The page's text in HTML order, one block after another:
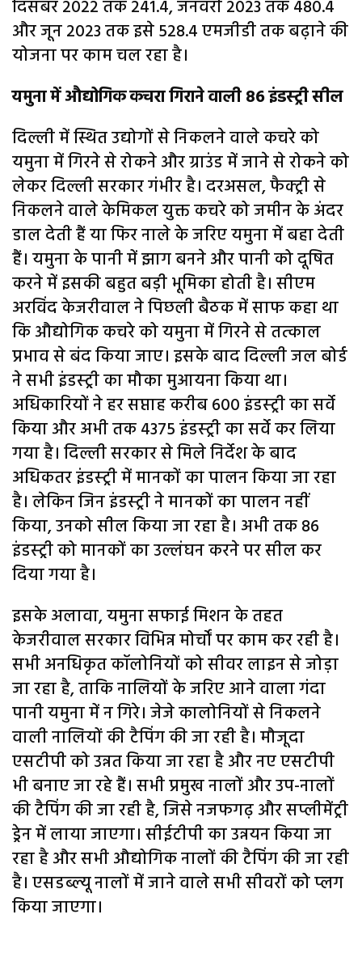
दिसंबर 2022 तक 241.4, जनवरी 2023 तक 480.4
और जून 2023 तक इसे 528.4 एमजीडी तक बढ़ाने की
योजना पर काम चल रहा है।
यमुना में औद्योगिक कचरा गिराने वाली 86 इंडस्ट्री सील
दिल्ली में स्थित उद्योगों से निकलने वाले कचरे को
यमुना में गिरने से रोकने और ग्राउंड में जाने से रोकने को
लेकर दिल्ली सरकार गंभीर है। दरअसल, फैक्ट्री से
निकलने वाले केमिकल युक्त कचरे को जमीन के अंदर
डाल देती हैं या फिर नाले के जरिए यमुना में बहा देती
हैं। यमुना के पानी में झाग बनने और पानी को दूषित
करने में इसकी बहुत बड़ी भूमिका होती है। सीएम
अरविंद केजरीवाल ने पिछली बैठक में साफ कहा था
कि औद्योगिक कचरे को यमुना में गिरने से तत्काल
प्रभाव से बंद किया जाए। इसके बाद दिल्ली जल बोर्ड
ने सभी इंडस्ट्री का मौका मुआयना किया था।
अधिकारियों ने हर सप्ताह करीब 600 इंडस्ट्री का सर्वे
किया और अभी तक 4375 इंडस्ट्री का सर्वे कर लिया
गया है। दिल्ली सरकार से मिले निर्देश के बाद
अधिकतर इंडस्ट्री में मानकों का पालन किया जा रहा
है। लेकिन जिन इंडस्ट्री ने मानकों का पालन नहीं
किया, उनको सील किया जा रहा है। अभी तक 86
इंडस्ट्री को मानकों का उल्लंघन करने पर सील कर
दिया गया है।
इसके अलावा, यमुना सफाई मिशन के तहत
केजरीवाल सरकार विभिन्न मोर्चों पर काम कर रही है।
सभी अनधिकृत कॉलोनियों को सीवर लाइन से जोड़ा
जा रहा है, ताकि नालियों के जरिए आने वाला गंदा
पानी यमुना में न गिरे। जेजे कालोनियों से निकलने
वाली नालियों की टैपिंग की जा रही है। मौजूदा
एसटीपी को उन्नत किया जा रहा है और नए एसटीपी
भी बनाए जा रहे हैं। सभी प्रमुख नालों और उप-नालों
की टैपिंग की जा रही है, जिसे नजफगढ़ और सप्लीमेंट्री
ड्रेन में लाया जाएगा। सीईटीपी का उन्नयन किया जा
रहा है और सभी औद्योगिक नालों की टैपिंग की जा रही
है। एसडब्ल्यू नालों में जाने वाले सभी सीवरों को प्लग
किया जाएगा।